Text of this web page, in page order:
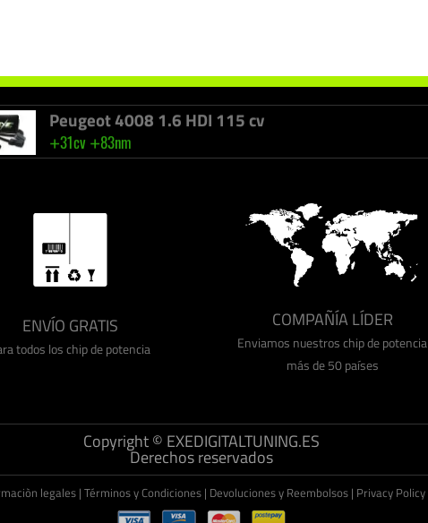
Peugeot 4008 1.6 HDI 115 cv
+31cv +83nm
Hyundai Accent 1.6 CRDI 128 cv
Toyota Verso 1.6 D4D 112 cv
+
Alfa Romeo Spider 2.4 JTDM 200 cv
ENVÍO GRATIS
todos los chip de potencia
COMPAÑÍA LÍDER
Enviamos nuestros chip de potencia
más de 50 países
Copyright © EXEDIGITALTUNING.ES
Derechos reservados
legales | Términos y Condiciones | Devoluciones y Reembolsos | Privacy Policy